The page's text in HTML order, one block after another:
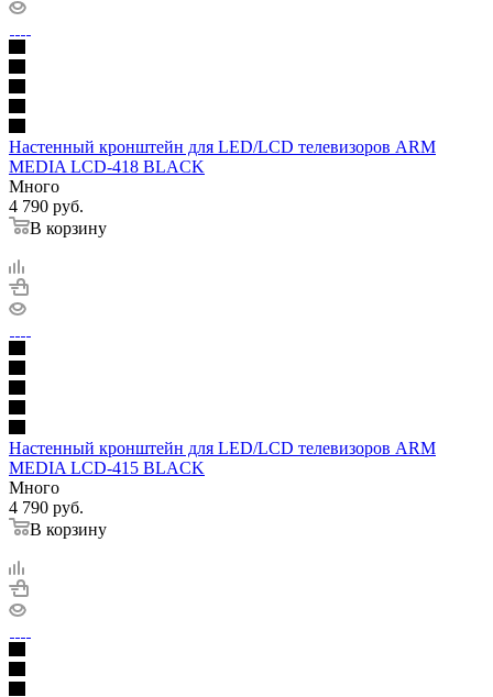
Настенный кронштейн для LED/LCD телевизоров ARM
MEDIA LCD-418 BLACK
Много
4 790 руб.
В корзину
Настенный кронштейн для LED/LCD телевизоров ARM
MEDIA LCD-415 BLACK
Много
4 790 руб.
В корзину